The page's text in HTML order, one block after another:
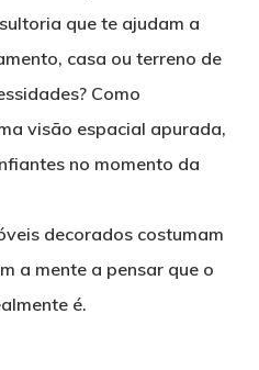
que te ajudam a
casa ou terreno de
Como
visão espacial apurada,
no momento da
decorados costumam
a mente a pensar que o
é.